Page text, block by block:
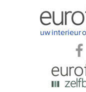
uwinterieur